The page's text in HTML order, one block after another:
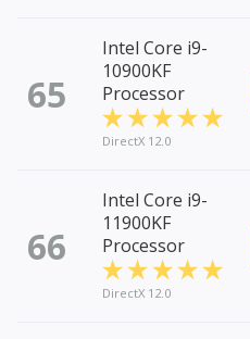
65
Intel Core i9-
10900KF
Processor
DirectX 12.0
66
Intel Core i9-
11900KF
Processor
DirectX 12.0